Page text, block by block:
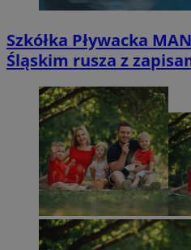
Szkółka Pływacka
Śląskim rusza z